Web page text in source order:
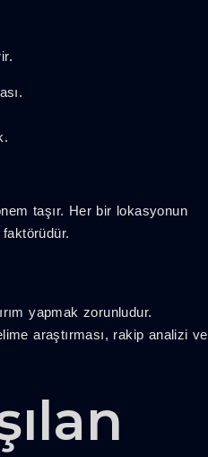
taşır. Her bir lokasyonun
yapmak zorunludur.
araştırması, rakip analizi ve